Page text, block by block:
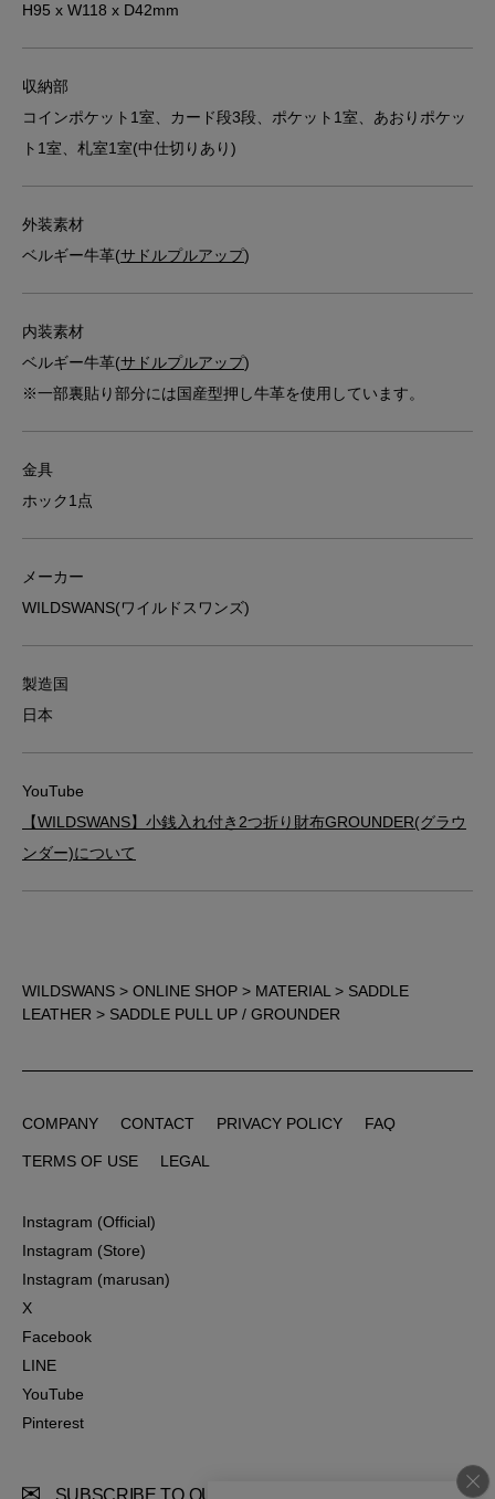
H95 x W118 x D42mm
収納部
コインポケット1室、カード段3段、ポケット1室、あおりポケッ
ト1室、札室1室(中仕切りあり)
外装素材
ベルギー牛革(サドルプルアップ)
内装素材
ベルギー牛革(サドルプルアップ)
※一部裏貼り部分には国産型押し牛革を使用しています。
金具
ホック1点
メーカー
WILDSWANS(ワイルドスワンズ)
製造国
日本
YouTube
【WILDSWANS】小銭入れ付き2つ折り財布GROUNDER(グラウ
ンダー)について
WILDSWANS > ONLINE SHOP > MATERIAL> SADDLE
LEATHER > SADDLE PULL UP / GROUNDER
COMPANY
CONTACT
PRIVACY POLICY
FAQ
TERMS OF USE
LEGAL
Instagram (Official)
Instagram (Store)
Instagram (marusan)
X
Facebook
LINE
YouTube
Pinterest